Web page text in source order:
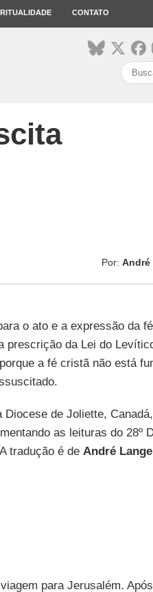
CONTATO
Por: André
o ato e a expressão da
prescrição da Lei do
a fé cristã não está
Diocese de Joliette,
as leituras do 28º
tradução é de André
para Jerusalém.